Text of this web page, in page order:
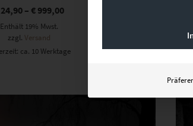
24,90 –€ 999,00
Enthält 19% Mwst.
zzgl.Versand
ca. 10 Werktage
Dieses Produkt weist mehrere Varianten auf. Die Optionen können auf der Produktseite gewählt werden